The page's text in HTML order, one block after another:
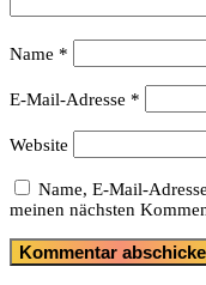
Name *
E-Mail-Adresse *
Website
Name, E-Mail-
meinen nächsten